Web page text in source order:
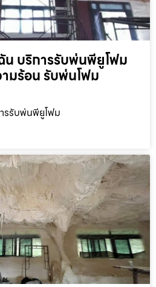
บริการรับพ่นพียูโฟม
มร้อน รับพ่นโฟม
รรับพ่นพียูโฟม